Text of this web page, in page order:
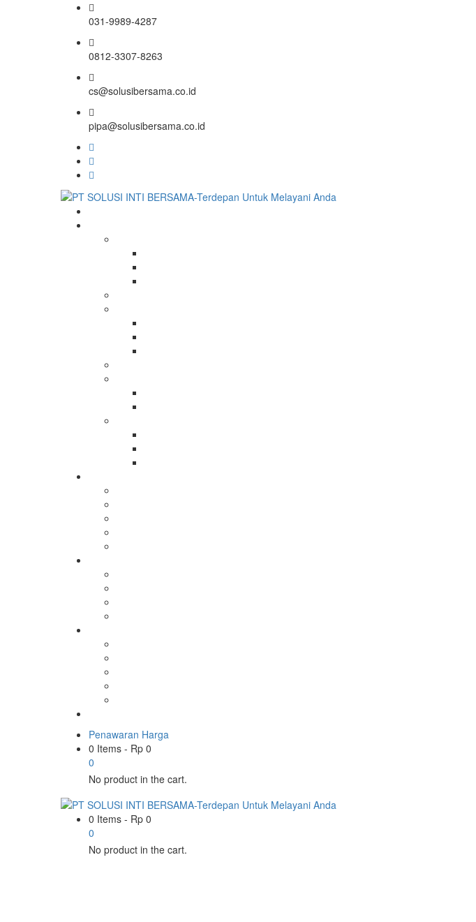
031-9989-4287
0812-3307-8263
cs@solusibersama.co.id
pipa@solusibersama.co.id
Penawaran Harga
0 Items - Rp 0
0
No product in the cart.
0 Items - Rp 0
0
No product in the cart.